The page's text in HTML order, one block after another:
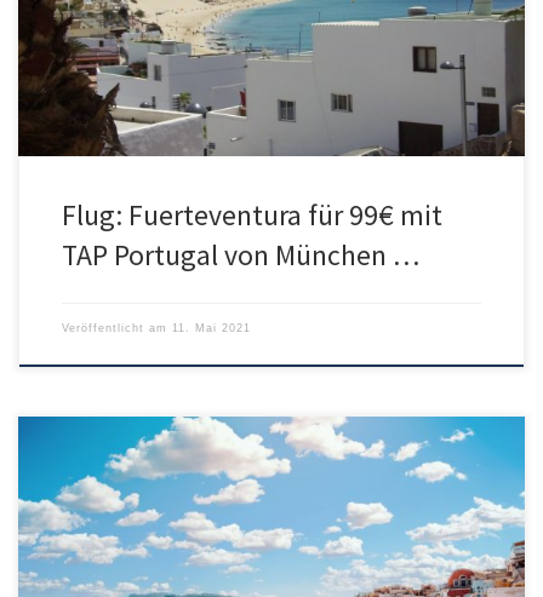
einen kostenlosen Stopover in Lissabon einlegen.Beim günstigen
Tarif für 99€ ist nur Handgepäck inklusive. Der Tarif mit Gepäck
kostet pro Strecke 20€ Aufpreis. […]
Flug: Fuerteventura für 99€ mit
TAP Portugal von München …
Veröffentlicht am 11. Mai 2021
Aegean Airlines bringt euch für nur 87€ direkt von München nach
Santorini. Voraussetzung ist dafür eine Zahlung mit Visa-
Kreditkarte. Hierfür gibt es einen 30€ Gutschein. Ohne Visa-Karte
werden werden 117€ fällig. Bei diesem Preis ist nur ein